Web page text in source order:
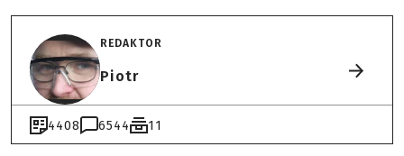
REDAKTOR
Piotr
4408 6544 11